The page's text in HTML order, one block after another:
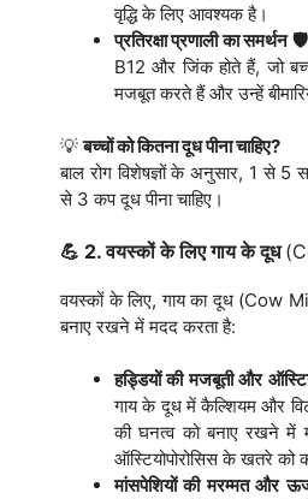
वृद्धि के लिए आवश्यक है।
प्रतिरक्षा प्रणाली का समर्थन
B12 और जिंक होते हैं, जो
मजबूत करते हैं और उन्हें
💡बच्चों को कितना दूध पीना चाहिए?
बाल रोग विशेषज्ञों के अनुसार, 1 से 5
से 3 कप दूध पीना चाहिए।
💪 2. वयस्कों के लिए गाय के दूध
वयस्कों के लिए, गाय का दूध (Cow
बनाए रखने में मदद करता है:
हड्डियों की मजबूती और
गाय के दूध में कैल्शियम और
की घनत्व को बनाए रखने में
ऑस्टियोपोरोसिस के खतरे को
मांसपेशियों की मरम्मत और